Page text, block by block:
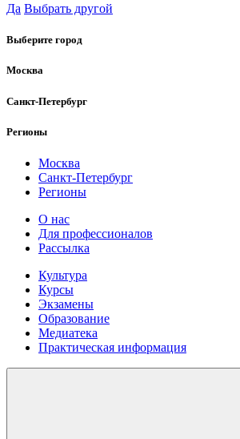
Да Выбрать другой
Выберите город
Москва
Санкт-Петербург
Регионы
Москва
Санкт-Петербург
Регионы
О нас
Для профессионалов
Рассылка
Культура
Курсы
Экзамены
Образование
Медиатека
Практическая информация